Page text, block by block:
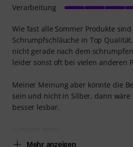
Wie fast alle Sommer Produkte
Schrumpfschläuche in Top
nicht gerade nach dem
leider sonst oft bei vielen anderen
Meiner Meinung aber könnte die
sein und nicht in Silber, dann wäre
besser lesbar.
Mehr anzeigen
Verarbeitung